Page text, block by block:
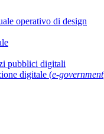
operativo di design
pubblici digitali
digitale (e-government